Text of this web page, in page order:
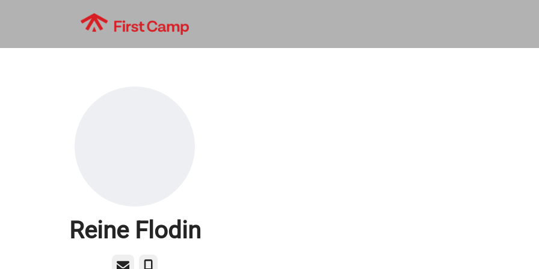
Reine Flodin
E-postTelefon